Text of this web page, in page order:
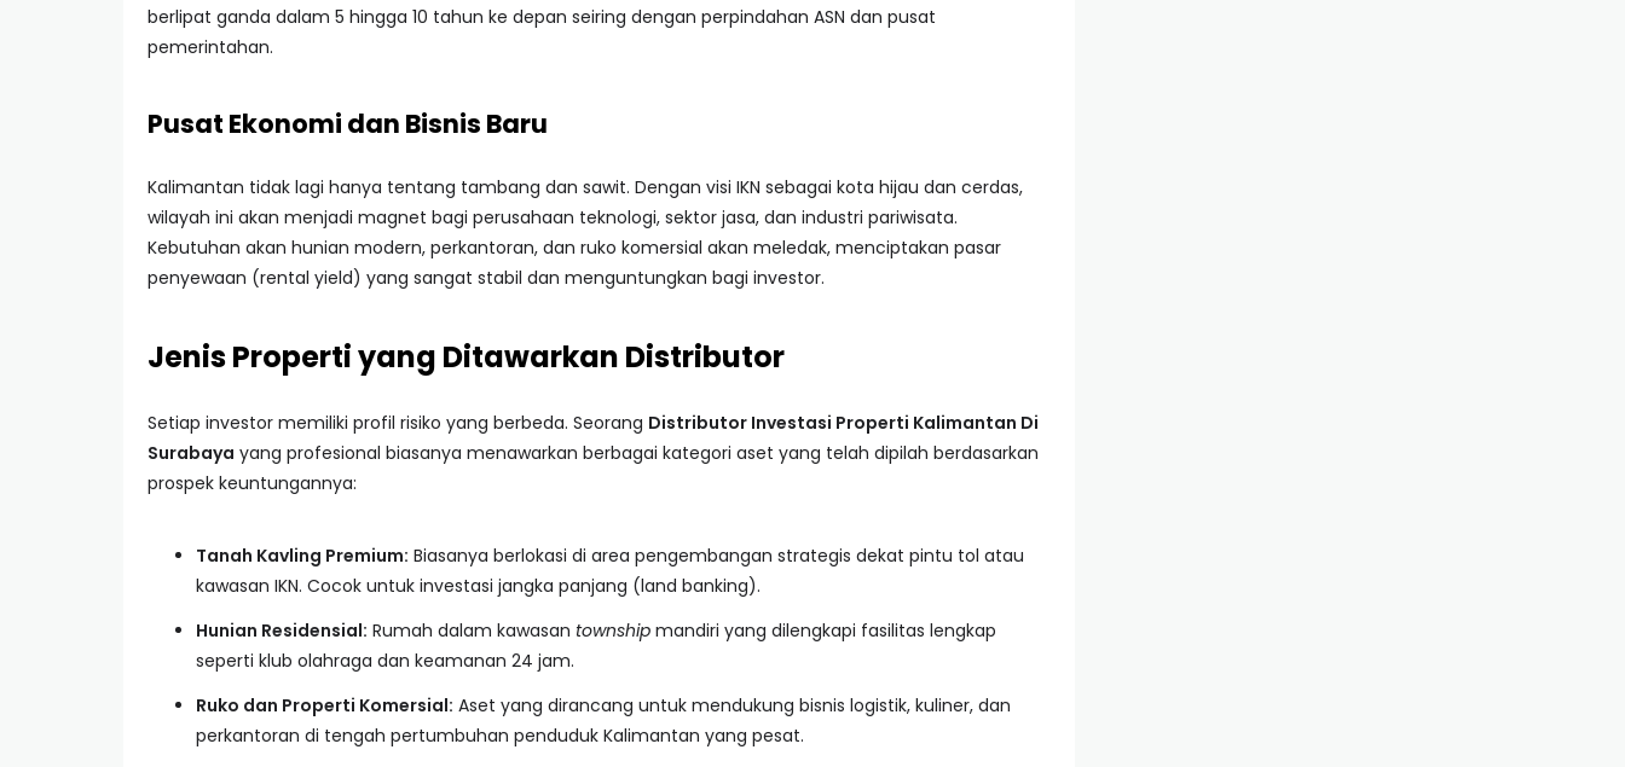
berlipat ganda dalam 5 hingga 10 tahun ke depan seiring dengan perpindahan ASN dan pusat
pemerintahan.
Pusat Ekonomi dan Bisnis Baru
Kalimantan tidak lagi hanya tentang tambang dan sawit. Dengan visi IKN sebagai kota hijau dan cerdas,
wilayah ini akan menjadi magnet bagi perusahaan teknologi, sektor jasa, dan industri pariwisata.
Kebutuhan akan hunian modern, perkantoran, dan ruko komersial akan meledak, menciptakan pasar
penyewaan (rental yield) yang sangat stabil dan menguntungkan bagi investor.
Jenis Properti yang Ditawarkan Distributor
Setiap investor memiliki profil risiko yang berbeda. Seorang Distributor Investasi Properti Kalimantan Di
Surabaya yang profesional biasanya menawarkan berbagai kategori aset yang telah dipilah berdasarkan
prospek keuntungannya:
Tanah Kavling Premium: Biasanya berlokasi di area pengembangan strategis dekat pintu tol atau
kawasan IKN. Cocok untuk investasi jangka panjang (land banking).
Hunian Residensial: Rumah dalam kawasan township mandiri yang dilengkapi fasilitas lengkap
seperti klub olahraga dan keamanan 24 jam.
Ruko dan Properti Komersial: Aset yang dirancang untuk mendukung bisnis logistik, kuliner, dan
perkantoran di tengah pertumbuhan penduduk Kalimantan yang pesat.